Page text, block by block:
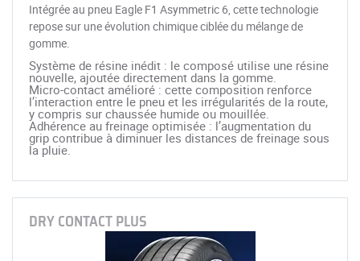
Intégrée au pneu Eagle F1 Asymmetric 6, cette technologie
repose sur une évolution chimique ciblée du mélange de
gomme.
Système de résine inédit : le composé utilise une résine
nouvelle, ajoutée directement dans la gomme.
Micro-contact amélioré : cette composition renforce
l’interaction entre le pneu et les irrégularités de la route,
y compris sur chaussée humide ou mouillée.
Adhérence au freinage optimisée : l’augmentation du
grip contribue à diminuer les distances de freinage sous
la pluie.
DRY CONTACT PLUS